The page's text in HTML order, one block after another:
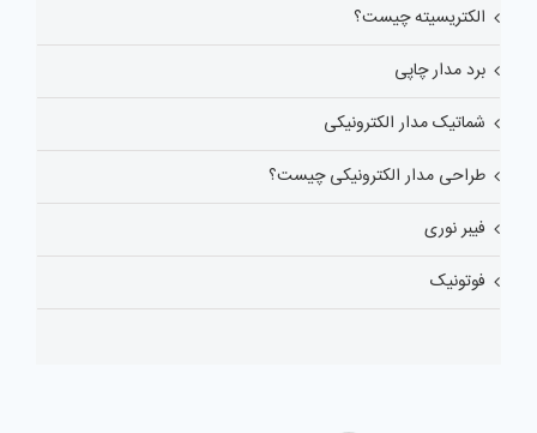
الکتریسیته چیست؟
برد مدار چاپی
شماتیک مدار الکترونیکی
طراحی مدار الکترونیکی چیست؟
فیبر نوری
فوتونیک